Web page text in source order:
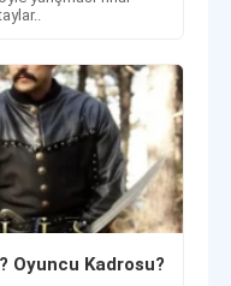
Oyuncu Kadrosu?